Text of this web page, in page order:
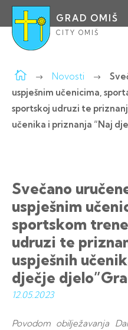
GRAD OMIŠ
CITY OMIŠ
Novosti
uspješnim učenicima,
sportskoj udruzi te
učenika i priznanja “Naj
Svečano
uspješnim
sportskom
udruzi te
uspješnih
dječje
12.05.2023
Povodom obilježavanja